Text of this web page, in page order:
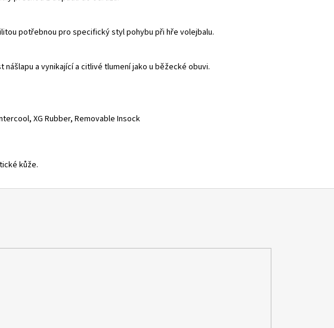
potřebnou pro specifický styl pohybu při hře volejbalu.
a vynikající a citlivé tlumení jako u běžecké obuvi.
XG Rubber, Removable Insock
kůže.